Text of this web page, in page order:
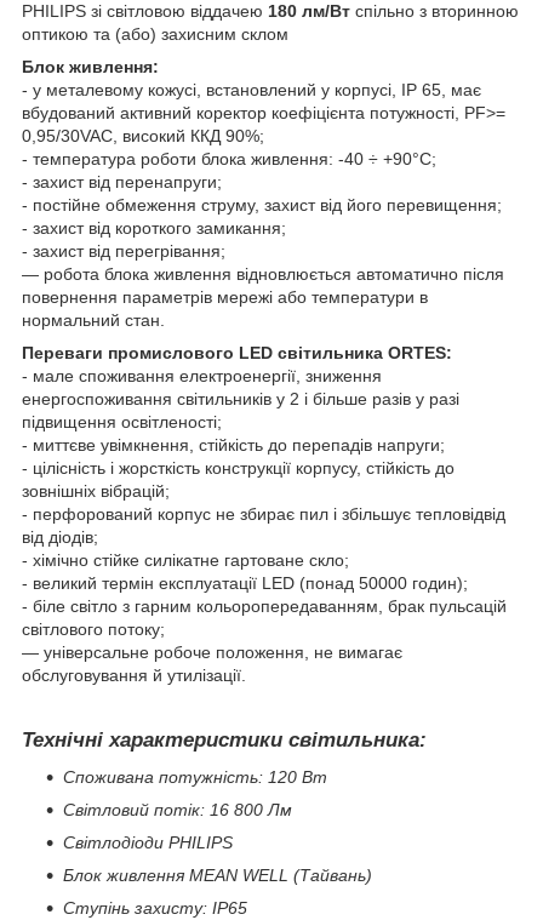
PHILIPS зі світловою віддачею 180 лм/Вт спільно з вторинною
оптикою та (або) захисним склом
Блок живлення:
- у металевому кожусі, встановлений у корпусі, IP 65, має
вбудований активний коректор коефіцієнта потужності, PF>=
0,95/30VAC, високий ККД 90%;
- температура роботи блока живлення: -40 ÷ +90°С;
- захист від перенапруги;
- постійне обмеження струму, захист від його перевищення;
- захист від короткого замикання;
- захист від перегрівання;
— робота блока живлення відновлюється автоматично після
повернення параметрів мережі або температури в
нормальний стан.
Переваги промислового LED світильника ORTES:
- мале споживання електроенергії, зниження
енергоспоживання світильників у 2 і більше разів у разі
підвищення освітленості;
- миттєве увімкнення, стійкість до перепадів напруги;
- цілісність і жорсткість конструкції корпусу, стійкість до
зовнішніх вібрацій;
- перфорований корпус не збирає пил і збільшує тепловідвід
від діодів;
- хімічно стійке силікатне гартоване скло;
- великий термін експлуатації LED (понад 50000 годин);
- біле світло з гарним кольоропередаванням, брак пульсацій
світлового потоку;
— універсальне робоче положення, не вимагає
обслуговування й утилізації.
Технічні характеристики світильника:
Споживана потужність: 120 Вт
Світловий потік: 16 800 Лм
Світлодіоди PHILIPS
Блок живлення MEAN WELL (Тайвань)
Ступінь захисту: IP65